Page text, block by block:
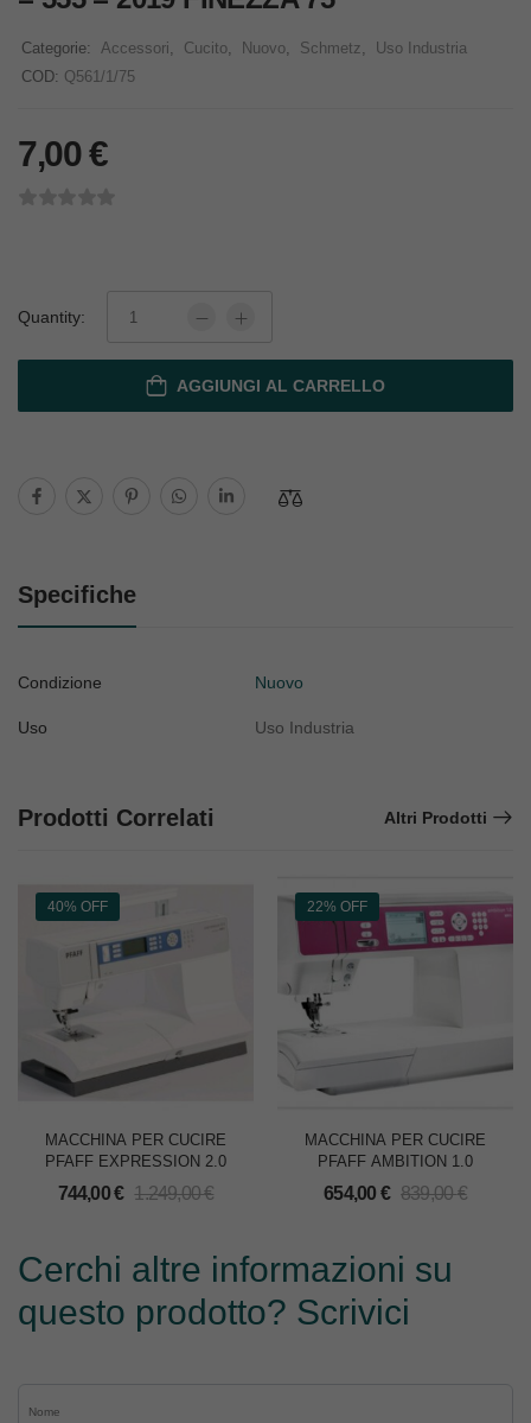
Categorie: Accessori, Cucito, Nuovo, Schmetz,
Uso Industria
COD: Q561/1/75
7,00€
Quantity:
AGGIUNGI AL CARRELLO
Specifiche
Condizione Nuovo
Uso Uso Industria
Prodotti Correlati Altri Prodotti
40% OFF
MACCHINA PER CUCIRE
PFAFF EXPRESSION 2.0
744,00€ 1.249,00€
22% OFF
MACCHINA PER CUCIRE
PFAFF AMBITION 1.0
654,00 € 839,00€
Cerchi altre informazioni su
questo prodotto? Scrivici